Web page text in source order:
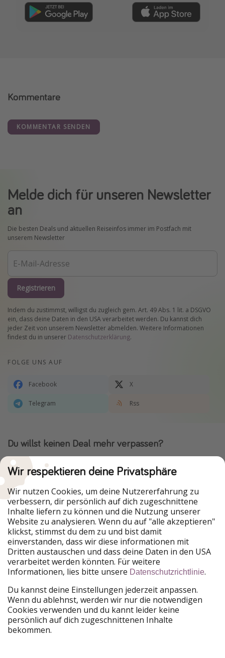
Kommentare
KOMMENTAR SENDEN
Melde dich für unseren Newsletter
an
Die besten Deals und aktuellen Reiseinfos immer im Postfach mit
unserem Newsletter
Registrieren
Indem du zustimmst, willigst du zugleich gem. Art. 49 Abs. 1 lit. a DSGVO
ein, dass deine Daten in den USA verarbeitet werden. Du kannst dich
jeder Zeit von unserem Newsletter abmelden. Weitere Informationen
findest du in unserer Datenschutzerklärung.
FOLGE UNS AUF
Facebook X
Telegram Rss
Du willst keinen Deal mehr verpassen?
Dann lade unsere App herunter.
Urlaubspiraten ist Teil der HolidayPirates Group
Unsere Märkte
PiratinViaggio
HolidayPirates
VakantiePiraten
WakacyjniPiraci
VoyagesPirates
Ferienpiraten
Urlaubspiraten
ViajerosPiratas
Unsere Gruppe
HolidayPirates Group
Lerne uns kennen
Wir respektieren deine Privatsphäre
Wir nutzen Cookies, um deine Nutzererfahrung zu
verbessern, dir persönlich auf dich zugeschnittene
Inhalte liefern zu können und die Nutzung unserer
Website zu analysieren. Wenn du auf "alle akzeptieren"
klickst, stimmst du dem zu und bist damit
einverstanden, dass wir diese informationen mit
Dritten austauschen und dass deine Daten in den USA
verarbeitet werden könnten. Für weitere
Informationen, lies bitte unsere Datenschutzrichtlinie.
Du kannst deine Einstellungen jederzeit anpassen.
Wenn du ablehnst, werden wir nur die notwendigen
Cookies verwenden und du kannt leider keine
persönlich auf dich zugeschnittenen Inhalte
bekommen.